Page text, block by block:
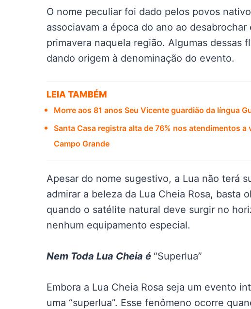
O nome peculiar foi dado pelos povos
associavam a época do ano ao
primavera naquela região. Algumas dessas
dando origem à denominação do evento.
LEIA TAMBÉM
Morre aos 81 anos Seu Vicente guardião da língua
Santa Casa registra alta de 76% nos atendimentos
Campo Grande
Apesar do nome sugestivo, a Lua não terá
admirar a beleza da Lua Cheia Rosa, basta
quando o satélite natural deve surgir no
nenhum equipamento especial.
Nem Toda Lua Cheia é “Superlua”
Embora a Lua Cheia Rosa seja um evento
uma “superlua”. Esse fenômeno ocorre